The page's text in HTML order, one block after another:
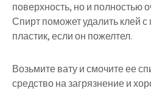
поверхность, но и полностью
Спирт поможет удалить клей с
пластик, если он пожелтел.
Возьмите вату и смочите ее
средство на загрязнение и